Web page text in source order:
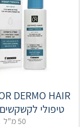
טיפולי
50 מ"ל